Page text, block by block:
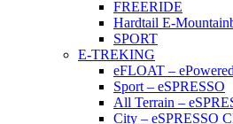
FREERIDE
Hardtail E-
SPORT
E-TREKING
eFLOAT –
Sport – eSPRESSO
All Terrain –
City – eSPRESSO